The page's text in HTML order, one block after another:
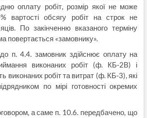
оплату робіт, розмір якої не може
вартості обсягу робіт на строк не
По закінченню вказаного терміну
повертається «замовнику».
п. 4.4. замовник здійснює оплату на
виконаних робіт (ф. КБ-2В) і
виконаних робіт та витрат (ф. КБ-3), які
по мірі готовності окремих
а саме п. 10.6. передбачено, що